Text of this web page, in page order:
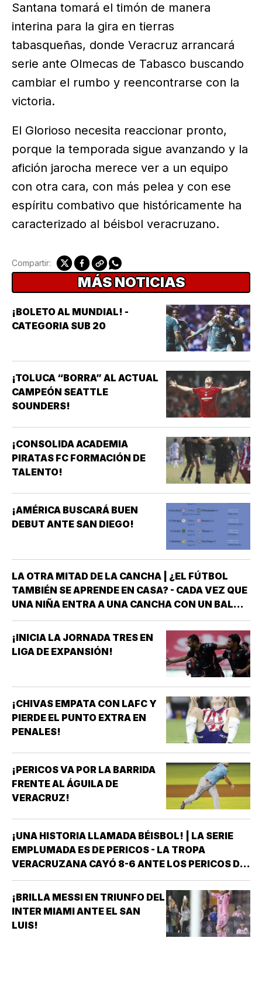
Santana tomará el timón de manera
interina para la gira en tierras
tabasqueñas, donde Veracruz arrancará
serie ante Olmecas de Tabasco buscando
cambiar el rumbo y reencontrarse con la
victoria.
El Glorioso necesita reaccionar pronto,
porque la temporada sigue avanzando y la
afición jarocha merece ver a un equipo
con otra cara, con más pelea y con ese
espíritu combativo que históricamente ha
caracterizado al béisbol veracruzano.
Compartir:
MÁS NOTICIAS
¡BOLETO AL MUNDIAL! -
CATEGORIA SUB 20
¡TOLUCA “BORRA” AL ACTUAL
CAMPEÓN SEATTLE
SOUNDERS!
¡CONSOLIDA ACADEMIA
PIRATAS FC FORMACIÓN DE
TALENTO!
¡AMÉRICA BUSCARÁ BUEN
DEBUT ANTE SAN DIEGO!
LA OTRA MITAD DE LA CANCHA | ¿EL FÚTBOL
TAMBIÉN SE APRENDE EN CASA? - CADA VEZ QUE
UNA NIÑA ENTRA A UNA CANCHA CON UN BALÓN
BAJO EL BRAZO, NO LLEGA SOLA *DETRÁS DE
ELLA SIEMPRE HAY ALGUIEN QUE LA LLEVÓ AL
ENTRENAMIENTO, QUE HIZO EL ESFUERZO…
¡INICIA LA JORNADA TRES EN
LIGA DE EXPANSIÓN!
¡CHIVAS EMPATA CON LAFC Y
PIERDE EL PUNTO EXTRA EN
PENALES!
¡PERICOS VA POR LA BARRIDA
FRENTE AL ÁGUILA DE
VERACRUZ!
¡UNA HISTORIA LLAMADA BÉISBOL! | LA SERIE
EMPLUMADA ES DE PERICOS - LA TROPA
VERACRUZANA CAYÓ 8-6 ANTE LOS PERICOS DE
PUEBLA EN EL SEGUNDO JUEGO DE LA ÚLTIMA
SERIE DE LA TEMPORADA REGULAR EN EL
ESTADIO HERMANOS SERDÁN, CON LO QUE LOS
POBLANOS…
¡BRILLA MESSI EN TRIUNFO DEL
INTER MIAMI ANTE EL SAN
LUIS!